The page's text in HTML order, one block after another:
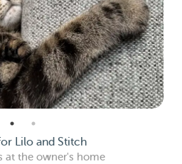
Lilo and Stitch
at the owner's home